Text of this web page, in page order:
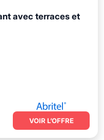
avec terraces et
Terrasse
VOIR L’OFFRE